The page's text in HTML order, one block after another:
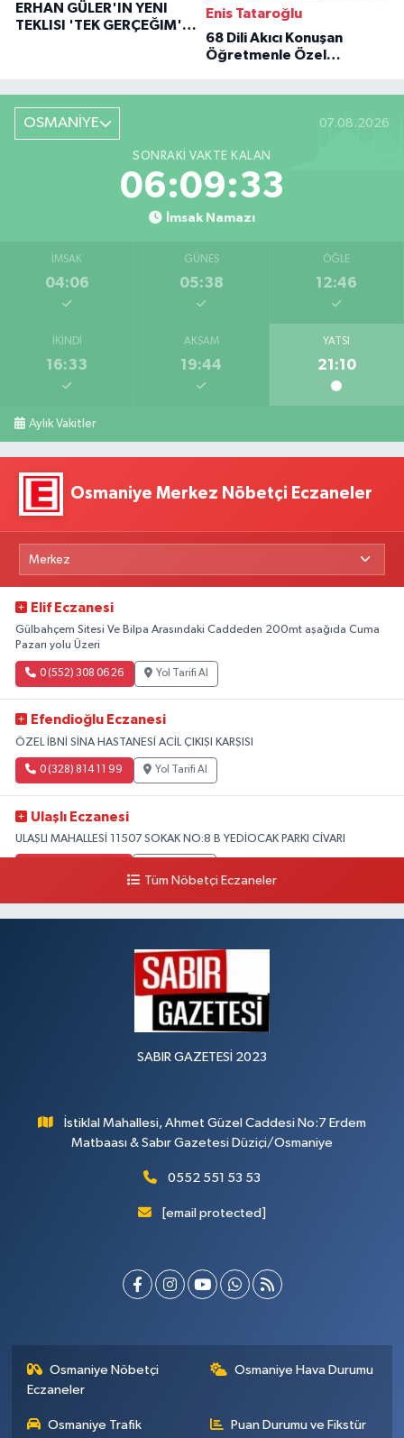
ERHAN GÜLER'IN YENI
TEKLISI 'TEK GERÇEĞIM'LE
Enis Tataroğlu
68 Dili Akıcı Konuşan
Öğretmenle Özel
OSMANİYE 07.08.2026
SONRAKI VAKTE KALAN
06:09:32
İmsak Namazı
İMSAK
04:06
GÜNEŞ
05:38
ÖĞLE
12:46
İKINDI
16:33
AKŞAM
19:44
YATSI
21:10
Aylık Vakitler
Osmaniye Merkez Nöbetçi Eczaneler
Elif Eczanesi
Gülbahçem Sitesi Ve Bilpa Arasındaki Caddeden 200mt aşağıda Cuma
Pazarı yolu Üzeri
0 (552) 308 06 26 Yol Tarifi Al
Efendioğlu Eczanesi
ÖZEL İBNİ SİNA HASTANESİ ACİL ÇIKIŞI KARŞISI
0 (328) 814 11 99 Yol Tarifi Al
Ulaşlı Eczanesi
ULAŞLI MAHALLESİ 11507 SOKAK NO:8 B YEDİOCAK PARKI CİVARI
Tüm Nöbetçi Eczaneler
SABIR GAZETESİ 2023
İstiklal Mahallesi, Ahmet Güzel Caddesi No:7 Erdem
Matbaası & Sabır Gazetesi Düziçi/Osmaniye
0552 551 53 53
[email protected]
Osmaniye Nöbetçi
Eczaneler
Osmaniye Hava Durumu
Osmaniye Trafik Puan Durumu ve Fikstür